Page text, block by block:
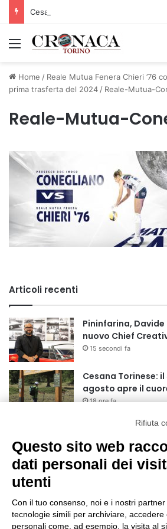
Menu
Home / Reale Mutua Fenera Chieri ’76
prima trasferta del 2024/ Reale-Mutua-
Reale-Mutua-
Articoli recenti
Pininfarina,
nuovo Chief
15 secondi fa
Cesana Torinese:
agosto apre il
18 ore fa
Siccità: Il
per la richiesta
naturale
19 ore fa
precampionato
22 ore fa
Rifiuta
Questo sito web
dati personali dei
utenti
Con il tuo consenso, noi e i nostri
tecnologie simili per archiviare,
personali come, ad esempio, la visita al